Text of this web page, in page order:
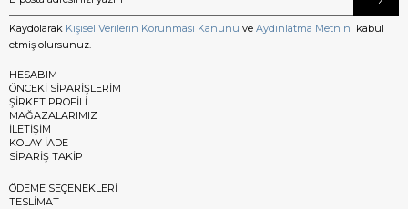
Kaydolarak Kişisel Verilerin Korunması Kanunu ve Aydınlatma Metnini kabul
etmiş olursunuz.
HESABIM
ÖNCEKİ SİPARİŞLERİM
ŞİRKET PROFİLİ
MAĞAZALARIMIZ
İLETİŞİM
KOLAY İADE
SİPARİŞ TAKİP
ÖDEME SEÇENEKLERİ
TESLİMAT